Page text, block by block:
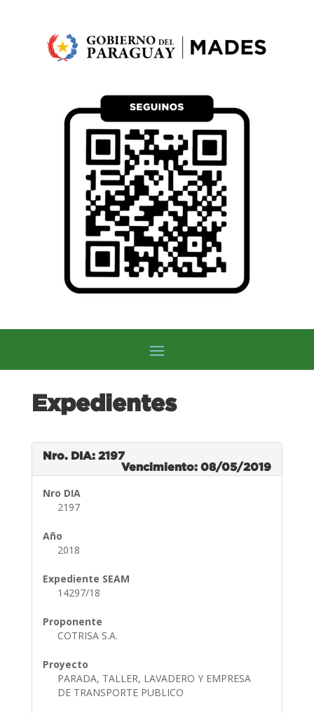
Expedientes
Nro. DIA: 2197
Vencimiento: 08/05/2019
Nro DIA
2197
Año
2018
Expediente SEAM
14297/18
Proponente
COTRISA S.A.
Proyecto
PARADA, TALLER, LAVADERO Y EMPRESA
DE TRANSPORTE PUBLICO